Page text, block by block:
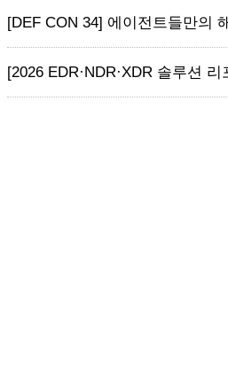
[DEF CON 34] 에이전트들만의
[2026 EDR·NDR·XDR 솔루션